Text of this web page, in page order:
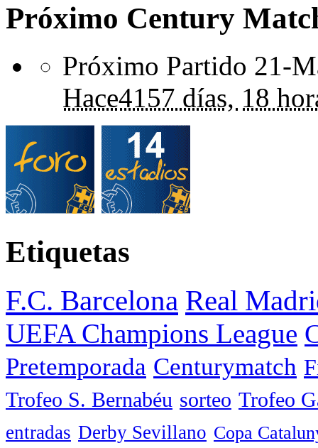
Próximo Century
Próximo Partido 21-
Hace4157 días, 18
Etiquetas
F.C. Barcelona Real
UEFA Champions League
Pretemporada Centurymatch
Trofeo S. Bernabéu sorteo Trofeo
entradas Derby Sevillano Copa